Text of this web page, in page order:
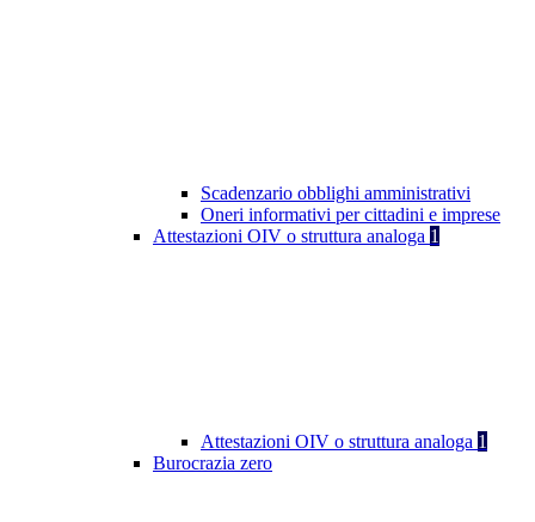
Scadenzario obblighi amministrativi
Oneri informativi per cittadini e imprese
Attestazioni OIV o struttura analoga 1
Attestazioni OIV o struttura analoga 1
Burocrazia zero